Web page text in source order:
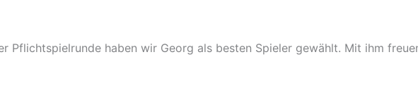
Pflichtspielrunde haben wir Georg als besten Spieler gewählt. Mit ihm